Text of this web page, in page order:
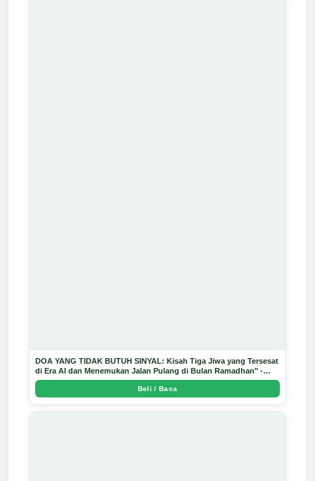
DOA YANG TIDAK BUTUH SINYAL: Kisah Tiga Jiwa yang Tersesat
di Era AI dan Menemukan Jalan Pulang di Bulan Ramadhan" -
Arda Dinata
Beli / Baca